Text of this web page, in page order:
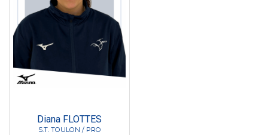
Diana FLOTTES
S.T. TOULON / PRO